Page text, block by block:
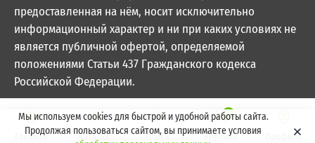
предоставленная на нём, носит исключительно
информационный характер и ни при каких условиях не
является публичной офертой, определяемой
положениями Статьи 437 Гражданского кодекса
Российской Федерации.
Мы используем cookies для быстрой и удобной работы сайта.
Продолжая пользоваться сайтом, вы принимаете условия
Главная Каталог Поиск
0
Корзина Профиль